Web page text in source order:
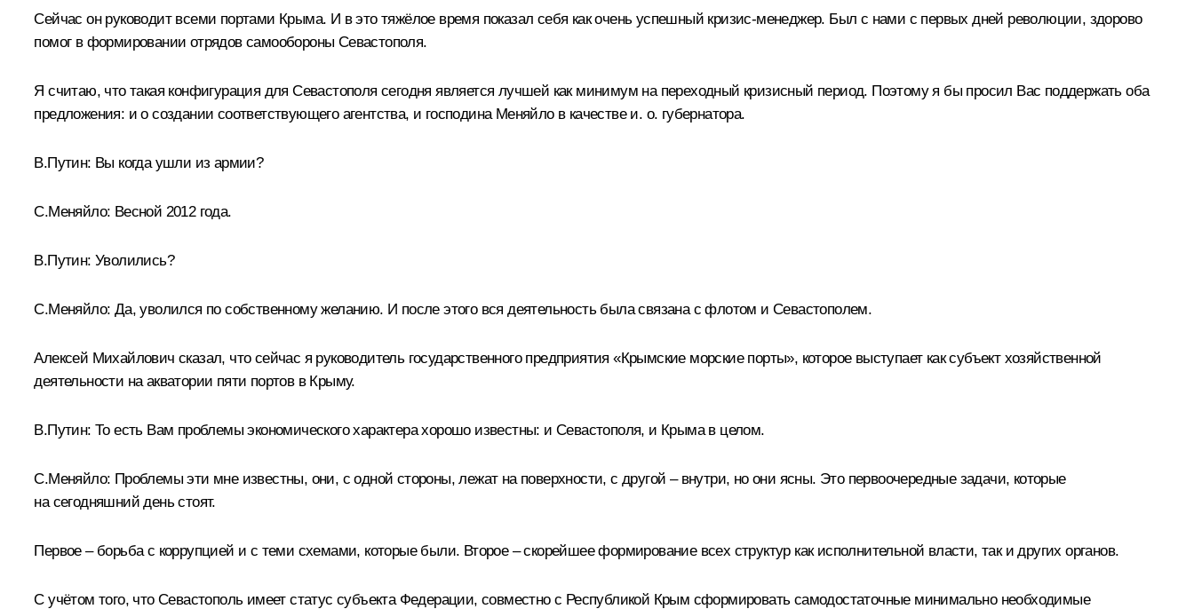
Сейчас он руководит всеми портами Крыма. И в это тяжёлое время показал себя как очень успешный кризис-менеджер. Был с нами с первых дней революции, здорово
помог в формировании отрядов самообороны Севастополя.
Я считаю, что такая конфигурация для Севастополя сегодня является лучшей как минимум на переходный кризисный период. Поэтому я бы просил Вас поддержать оба
предложения: и о создании соответствующего агентства, и господина Меняйло в качестве и. о. губернатора.
В.Путин: Вы когда ушли из армии?
С.Меняйло: Весной 2012 года.
В.Путин: Уволились?
С.Меняйло: Да, уволился по собственному желанию. И после этого вся деятельность была связана с флотом и Севастополем.
Алексей Михайлович сказал, что сейчас я руководитель государственного предприятия «Крымские морские порты», которое выступает как субъект хозяйственной
деятельности на акватории пяти портов в Крыму.
В.Путин: То есть Вам проблемы экономического характера хорошо известны: и Севастополя, и Крыма в целом.
С.Меняйло: Проблемы эти мне известны, они, с одной стороны, лежат на поверхности, с другой – внутри, но они ясны. Это первоочередные задачи, которые
на сегодняшний день стоят.
Первое – борьба с коррупцией и с теми схемами, которые были. Второе – скорейшее формирование всех структур как исполнительной власти, так и других органов.
С учётом того, что Севастополь имеет статус субъекта Федерации, совместно с Республикой Крым сформировать самодостаточные минимально необходимые